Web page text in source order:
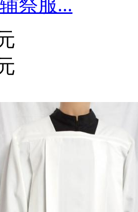
祭服...